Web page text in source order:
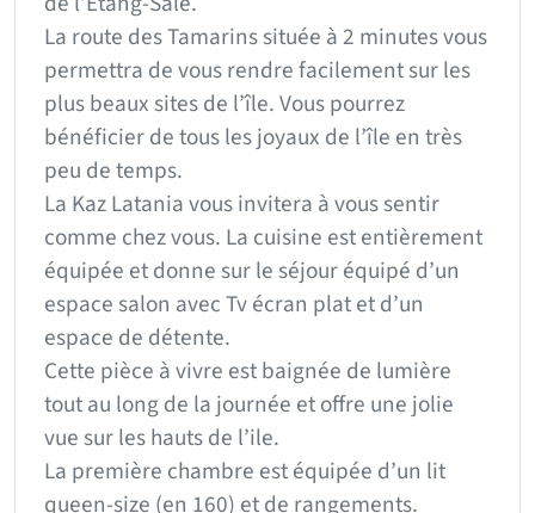
La route des Tamarins située à 2 minutes vous
permettra de vous rendre facilement sur les
plus beaux sites de l’île. Vous pourrez
bénéficier de tous les joyaux de l’île en très
peu de temps.
La Kaz Latania vous invitera à vous sentir
comme chez vous. La cuisine est entièrement
équipée et donne sur le séjour équipé d’un
espace salon avec Tv écran plat et d’un
espace de détente.
Cette pièce à vivre est baignée de lumière
tout au long de la journée et offre une jolie
vue sur les hauts de l’ile.
La première chambre est équipée d’un lit
queen-size (en 160) et de rangements.